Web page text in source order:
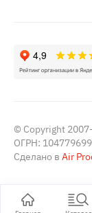
© Copyright
ОГРН:
Сделано в Air